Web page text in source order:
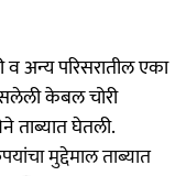
व अन्य परिसरातील एका
केबल चोरी
ताब्यात घेतली.
मुद्देमाल ताब्यात